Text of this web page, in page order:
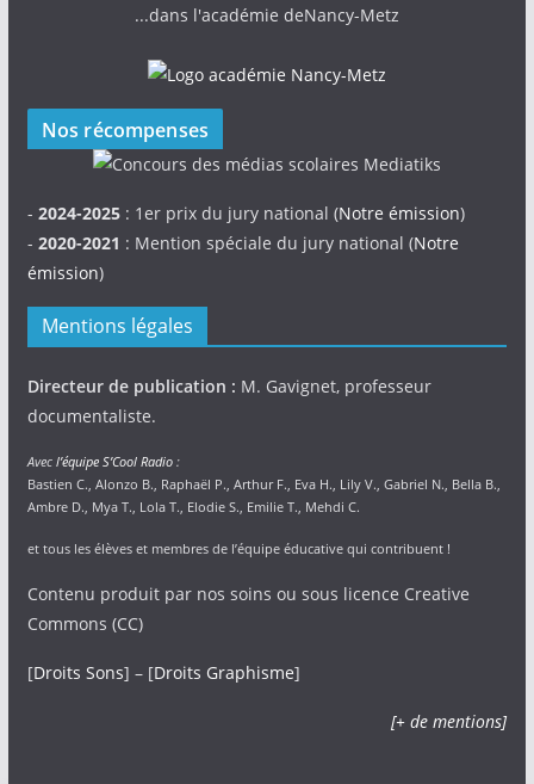
...dans l'académie deNancy-Metz
Nos récompenses
- 2024-2025: 1er prix du jury national (Notre émission)
- 2020-2021 : Mention spéciale du jury national (Notre
émission)
Mentions légales
Directeur de publication : M. Gavignet, professeur
documentaliste.
Avec l’équipe S’Cool Radio:
Bastien C., Alonzo B., Raphaël P., Arthur F., Eva H., Lily V., Gabriel N., Bella B.,
Ambre D., Mya T., Lola T., Elodie S., Emilie T., Mehdi C.
et tous les élèves et membres de l’équipe éducative qui contribuent !
Contenu produit par nos soins ou sous licence Creative
Commons (CC)
[Droits Sons] – [Droits Graphisme]
[+ de mentions]